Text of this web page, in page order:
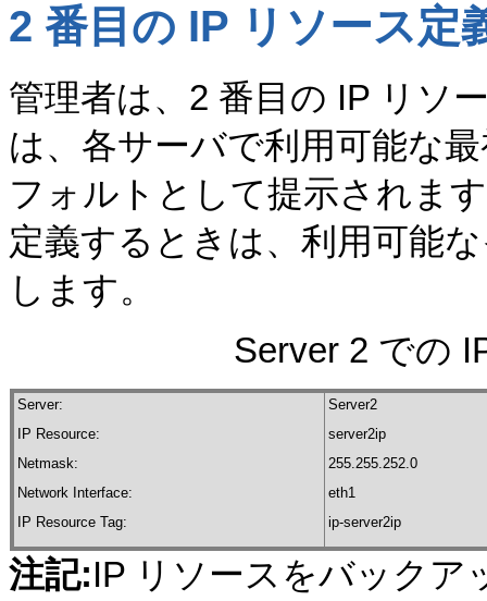
2 番目の IP リソース定
管理者は、2 番目の IP リソ
は、各サーバで利用可能な
フォルトとして提示されま
定義するときは、利用可能
します。
Server 2 での
Server:
IP Resource:
Netmask:
Network Interface:
IP Resource Tag:
Server2
server2ip
255.255.252.0
eth1
ip-server2ip
注記:IP リソースをバックア